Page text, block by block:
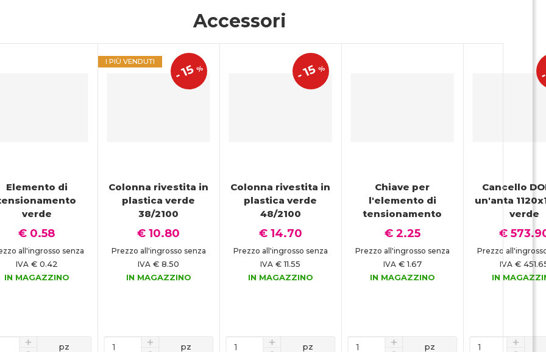
Accessori
Elemento di
verde
€ 0.58
all'ingrosso senza
IVA€ 0.42
IN MAGAZZINO
pz
-15%
I PIÙ VENDUTI
Colonna rivestita in
plastica verde
38/2100
€ 10.80
Prezzo all'ingrosso senza
IVA € 8.50
IN MAGAZZINO
pz
-15%
Colonna rivestita in
plastica verde
48/2100
€ 14.70
Prezzo all'ingrosso senza
IVA € 11.55
IN MAGAZZINO
pz
Chiave per
l'elemento di
tensionamento
€ 2.25
Prezzo all'ingrosso senza
IVA€ 1.67
IN MAGAZZINO
pz
Cancello
un'anta
verde
€
Prezzo
IVA €
IN